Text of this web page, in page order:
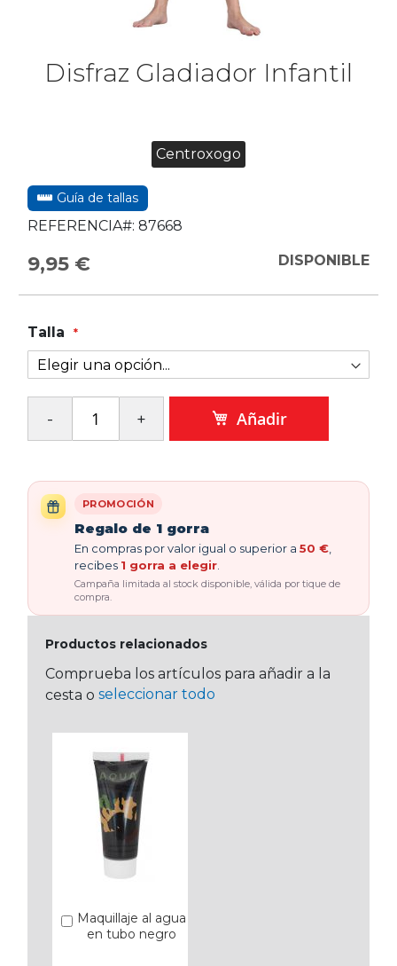
Disfraz Gladiador Infantil
Centroxogo
Guía de tallas
REFERENCIA#: 87668
9,95 € DISPONIBLE
Talla
Añadir
PROMOCIÓN
Regalo de 1 gorra
En compras por valor igual o superior a 50 €
recibes 1 gorra a elegir
Campaña limitada al stock disponible, válida por tique de
compra.
Productos relacionados
Comprueba los artículos para añadir a la
cesta o seleccionar todo
Maquillaje al agua
en tubo negro
Añadir